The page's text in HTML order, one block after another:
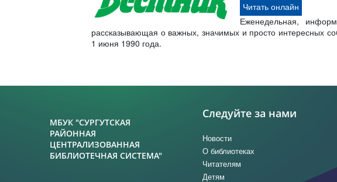
Читать онлайн
Еженедельная,
рассказывающая о важных, значимых и просто интересных
1 июня 1990 года.
МБУК "СУРГУТСКАЯ
РАЙОННАЯ
ЦЕНТРАЛИЗОВАННАЯ
БИБЛИОТЕЧНАЯ СИСТЕМА"
Следуйте за нами
Новости
О библиотеках
Читателям
Детям